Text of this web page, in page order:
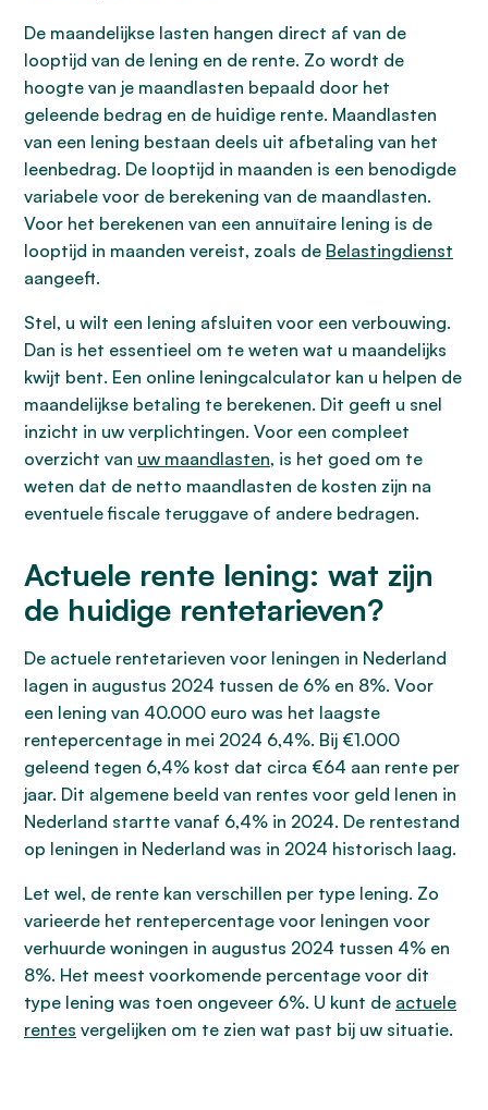
De maandelijkse lasten hangen direct af van de
looptijd van de lening en de rente. Zo wordt de
hoogte van je maandlasten bepaald door het
geleende bedrag en de huidige rente. Maandlasten
van een lening bestaan deels uit afbetaling van het
leenbedrag. De looptijd in maanden is een benodigde
variabele voor de berekening van de maandlasten.
Voor het berekenen van een annuïtaire lening is de
looptijd in maanden vereist, zoals de Belastingdienst
aangeeft.
Stel, u wilt een lening afsluiten voor een verbouwing.
Dan is het essentieel om te weten wat u maandelijks
kwijt bent. Een online leningcalculator kan u helpen de
maandelijkse betaling te berekenen. Dit geeft u snel
inzicht in uw verplichtingen. Voor een compleet
overzicht van uw maandlasten, is het goed om te
weten dat de netto maandlasten de kosten zijn na
eventuele fiscale teruggave of andere bedragen.
Actuele rente lening: wat zijn
de huidige rentetarieven?
De actuele rentetarieven voor leningen in Nederland
lagen in augustus 2024 tussen de 6% en 8%. Voor
een lening van 40.000 euro was het laagste
rentepercentage in mei 2024 6,4%. Bij €1.000
geleend tegen 6,4% kost dat circa €64 aan rente per
jaar. Dit algemene beeld van rentes voor geld lenen in
Nederland startte vanaf 6,4% in 2024. De rentestand
op leningen in Nederland was in 2024 historisch laag.
Let wel, de rente kan verschillen per type lening. Zo
varieerde het rentepercentage voor leningen voor
verhuurde woningen in augustus 2024 tussen 4% en
8%. Het meest voorkomende percentage voor dit
type lening was toen ongeveer 6%. U kunt de actuele
rentes vergelijken om te zien wat past bij uw situatie.